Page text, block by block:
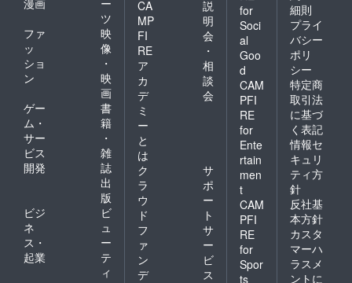
ツ
ファ
ッ
ショ
ン
映
像
・
映
画
ゲー
ム・
サー
ビス
開発
書
籍
・
雑
誌
出
版
ビジ
ネ
ス・
起業
ビ
ュ
ー
テ
ィ
CA
MP
FI
RE
ア
カ
デ
ミ
ー
と
は
説
明
会
・
相
談
会
ク
ラ
ウ
ド
フ
ァ
ン
デ
サ
ポ
ー
ト
サ
ー
ビ
ス
for
Soci
al
Goo
d
CAM
PFI
RE
for
Ente
rtain
men
t
CAM
PFI
RE
for
Spor
ts
細則
プライ
バシー
ポリ
シー
特定商
取引法
に基づ
く表記
情報セ
キュリ
ティ方
針
反社基
本方針
カスタ
マーハ
ラスメ
ントに